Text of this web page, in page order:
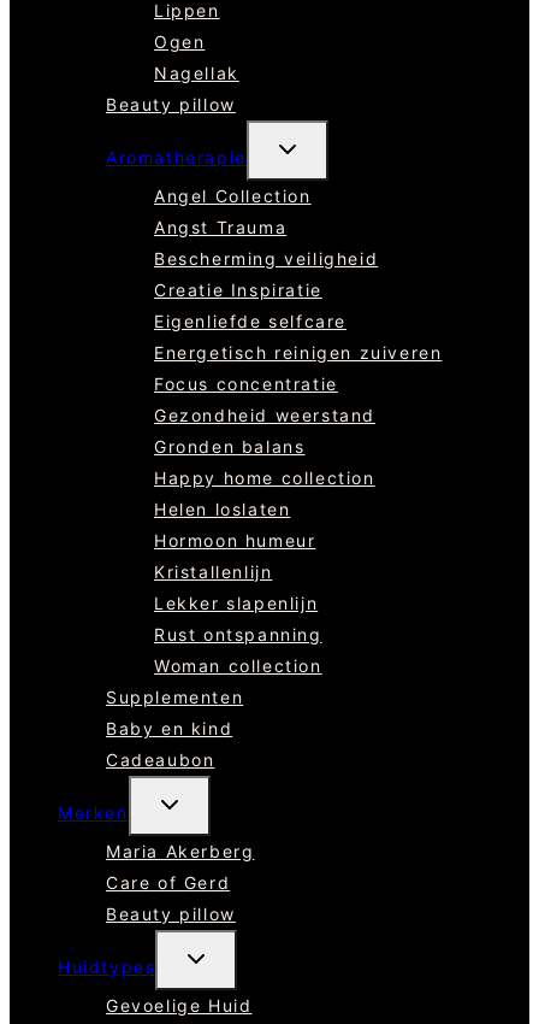
Lippen
Ogen
Nagellak
Beauty pillow
Aromatherapie
SUBMENU
Angel Collection
Angst Trauma
Bescherming veiligheid
Creatie Inspiratie
Eigenliefde selfcare
Energetisch reinigen zuiveren
Focus concentratie
Gezondheid weerstand
Gronden balans
Happy home collection
Helen loslaten
Hormoon humeur
Kristallenlijn
Lekker slapenlijn
Rust ontspanning
Woman collection
Supplementen
Baby en kind
Cadeaubon
Merken
SUBMENU
Maria Akerberg
Care of Gerd
Beauty pillow
Huidtypes
SUBMENU
Gevoelige Huid